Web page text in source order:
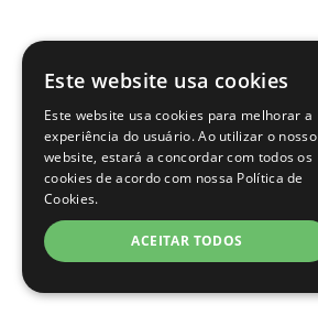
Este website usa cookies
Este website usa cookies para melhorar a
experiência do usuário. Ao utilizar o nosso
website, estará a concordar com todos os
cookies de acordo com nossa Política de
Cookies.
ACEITAR TODOS